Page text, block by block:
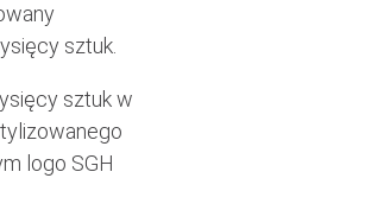
sztuk.
sztuk w
logo SGH